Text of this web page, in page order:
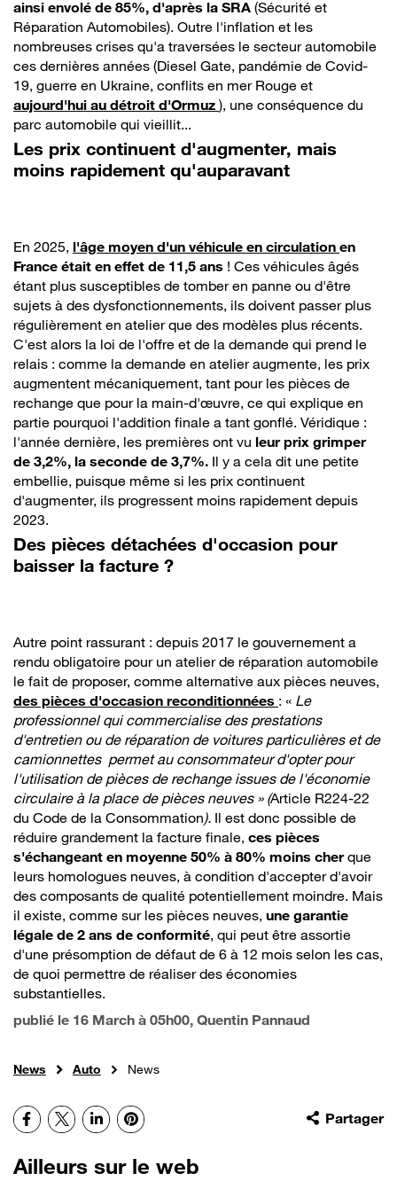
ainsi envolé de 85%, d'après la SRA (Sécurité et
Réparation Automobiles). Outre l'inflation et les
nombreuses crises qu'a traversées le secteur automobile
ces dernières années (Diesel Gate, pandémie de Covid-
19, guerre en Ukraine, conflits en mer Rouge et
aujourd'hui au détroit d'Ormuz ), une conséquence du
parc automobile qui vieillit...
Les prix continuent d'augmenter, mais
moins rapidement qu'auparavant
En 2025, l'âge moyen d'un véhicule en circulation en
France était en effet de 11,5 ans ! Ces véhicules âgés
étant plus susceptibles de tomber en panne ou d'être
sujets à des dysfonctionnements, ils doivent passer plus
régulièrement en atelier que des modèles plus récents.
C'est alors la loi de l'offre et de la demande qui prend le
relais : comme la demande en atelier augmente, les prix
augmentent mécaniquement, tant pour les pièces de
rechange que pour la main-d'œuvre, ce qui explique en
partie pourquoi l'addition finale a tant gonflé. Véridique :
l'année dernière, les premières ont vu leur prix grimper
de 3,2%, la seconde de 3,7%. Il y a cela dit une petite
embellie, puisque même si les prix continuent
d'augmenter, ils progressent moins rapidement depuis
2023.
Des pièces détachées d'occasion pour
baisser la facture ?
Autre point rassurant : depuis 2017 le gouvernement a
rendu obligatoire pour un atelier de réparation automobile
le fait de proposer, comme alternative aux pièces neuves,
des pièces d'occasion reconditionnées : « Le
professionnel qui commercialise des prestations
d'entretien ou de réparation de voitures particulières et de
camionnettes permet au consommateur d'opter pour
l'utilisation de pièces de rechange issues de l'économie
circulaire à la place de pièces neuves » (Article R224-22
du Code de la Consommation). Il est donc possible de
réduire grandement la facture finale, ces pièces
s'échangeant en moyenne 50% à 80% moins cherque
leurs homologues neuves, à condition d'accepter d'avoir
des composants de qualité potentiellement moindre. Mais
il existe, comme sur les pièces neuves, une garantie
légale de 2 ans de conformité, qui peut être assortie
d'une présomption de défaut de 6 à 12 mois selon les cas,
de quoi permettre de réaliser des économies
substantielles.
publié le 16 March à 05h00, Quentin Pannaud
News Auto News
Partager
Facebook
X LinkedInPinterest
Ailleurs sur le web